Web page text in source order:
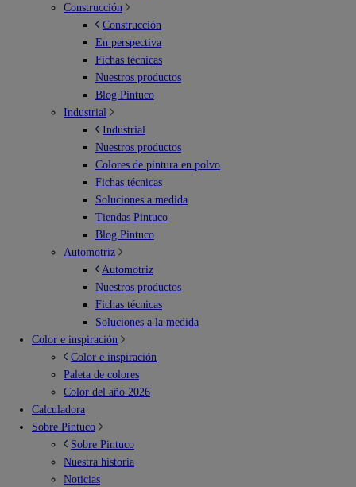
Construcción
Construcción
En perspectiva
Fichas técnicas
Nuestros productos
Blog Pintuco
Industrial
Industrial
Nuestros productos
Colores de pintura en polvo
Fichas técnicas
Soluciones a medida
Tiendas Pintuco
Blog Pintuco
Automotriz
Automotriz
Nuestros productos
Fichas técnicas
Soluciones a la medida
Color e inspiración
Color e inspiración
Paleta de colores
Color del año 2026
Calculadora
Sobre Pintuco
Sobre Pintuco
Nuestra historia
Noticias